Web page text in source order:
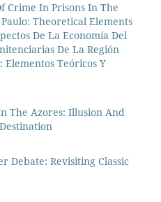
Crime In Prisons In The
Theoretical Elements
De La Economía Del
De La Región
Elementos Teóricos Y
The Azores: Illusion And
Debate: Revisiting Classic